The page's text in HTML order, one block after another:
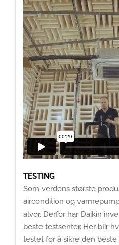
TESTING
Som verdens største
aircondition og
alvor. Derfor har Daikin
beste testsenter. Her blir
testet for å sikre den